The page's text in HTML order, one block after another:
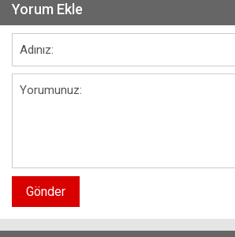
Yorum Ekle
Gönder